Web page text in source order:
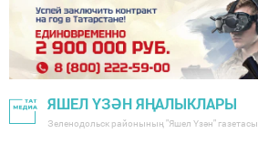
ЯШЕЛ ҮЗӘН ЯҢАЛЫКЛАРЫ
Зеленодольск районының "Яшел Үзән" газетасы